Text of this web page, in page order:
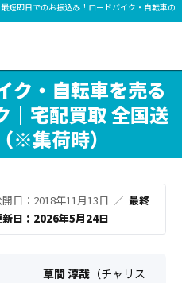
短即日でのお振込み！ロードバイク・自転車の
ク・自転車を売る
｜宅配買取 全国送
※集荷時）
開日：2018年11月13日 ／最終
新日：2026年5月24日
草間 淳哉 （チャリス